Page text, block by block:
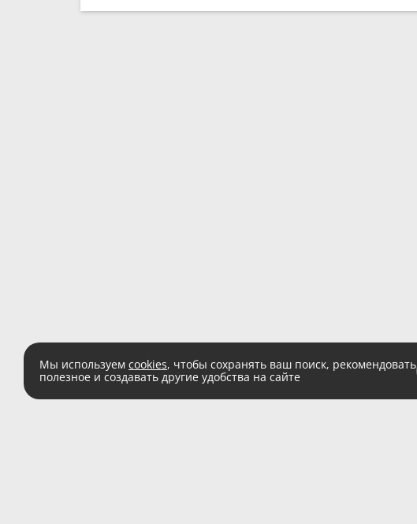
Мы используем cookies, чтобы сохранять ваш поиск, рекомендовать
полезное и создавать другие удобства на сайте